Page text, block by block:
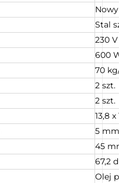
Nowy
Stal
230
600
70
2 szt.
2 szt.
13,8
5
45
67,2
Olej